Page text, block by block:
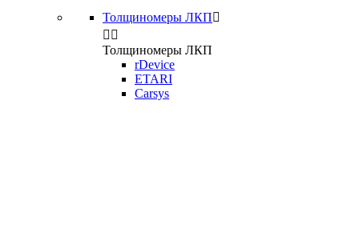
Толщиномеры ЛКП
 
Толщиномеры ЛКП
rDevice
ETARI
Carsys